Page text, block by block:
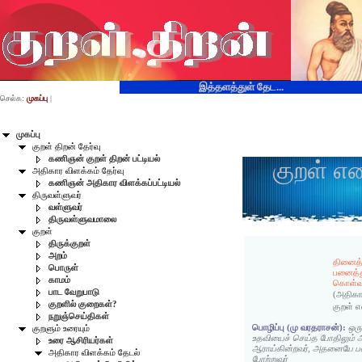
இத்தளத்துள் தேட...
முகப்பு
குறள் திறன் தேர்வு
கணிஞன் குறள் திறன் பட்டியல்
அதிகார விளக்கம் தேர்வு
கணிஞன் அதிகார விளக்கப்பட்டியல்
திருவள்ளுவர்
வள்ளுவர்
திருவள்ளுவமாலை
குறள்
திருக்குறள்
அறம்
பொருள்
காமம்
பாட வேறுபாடு
குறளில் குறைகள்?
நறுஞ்செய்திகள்
குறளும் உரையும்
உரை ஆசிரியர்கள்
அதிகார விளக்கம் தேடல்
செல்க: முகப்பு |
குறள்
குறள்
பொழிப்பு (மு வரதராசன்):
உதவியைச் செய்த
ஆராய்கின்றவர், அதனையே
போற்றுவர்